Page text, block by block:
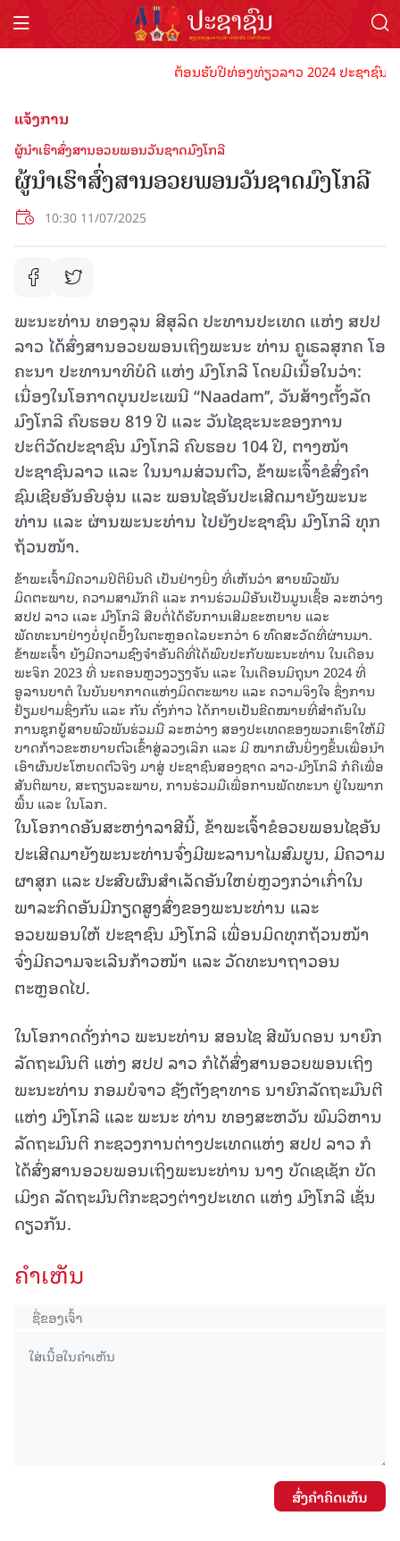
ຕ້ອນຮັບປີທ່ອງທ່ຽວລາວ 2024 ປະຊາຊົນ
ແຈ້ງການ
ຜູ້ນຳເຮົາສົ່ງສານອວຍພອນວັນຊາດມົງໂກລີ
ຜູ້ນຳເຮົາສົ່ງສານອວຍພອນວັນຊາດມົງໂກລີ
10:30 11/07/2025
ພະນະທ່ານ ທອງລຸນ ສີສຸລິດ ປະທານປະເທດ ແຫ່ງ ສປປ
ລາວ ໄດ້ສົ່ງສານອວຍພອນເຖິງພະນະ ທ່ານ ຄູເຣລສຸກຄ ໂອ
ຄະນາ ປະທານາທິບໍດີ ແຫ່ງ ມົງໂກລີ ໂດຍມີເນື້ອໃນວ່າ:
ເນື່ອງໃນໂອກາດບຸນປະເພນີ “Naadam’’, ວັນສ້າງຕັ້ງລັດ
ມົງໂກລີ ຄົບຮອບ 819 ປີ ແລະ ວັນໄຊຊະນະຂອງການ
ປະຕິວັດປະຊາຊົນ ມົງໂກລີ ຄົບຮອບ 104 ປີ, ຕາງໜ້າ
ປະຊາຊົນລາວ ແລະ ໃນນາມສ່ວນຕົວ, ຂ້າພະເຈົ້າຂໍສົ່ງຄຳ
ຊົມເຊີຍອັນອົບອຸ່ນ ແລະ ພອນໄຊອັນປະເສີດມາຍັງພະນະ
ທ່ານ ແລະ ຜ່ານພະນະທ່ານ ໄປຍັງປະຊາຊົນ ມົງໂກລີ ທຸກ
ຖ້ວນໜ້າ.
ຂ້າພະເຈົ້າມີຄວາມປິຕິຍິນດີ ເປັນຢ່າງຍິ່ງ ທີ່ເຫັນວ່າ ສາຍພົວພັນ
ມິດຕະພາບ, ຄວາມສາມັກຄີ ແລະ ການຮ່ວມມືອັນເປັນມູນເຊື້ອ ລະຫວ່າງ
ສປປ ລາວ ເເລະ ມົງໂກລີ ສືບຕໍ່ໄດ້ຮັບການເສີມຂະຫຍາຍ ແລະ
ພັດທະນາຢ່າງບໍ່ຢຸດຢັ້ງໃນຕະຫຼອດໄລຍະກວ່າ 6 ທົດສະວັດທີ່ຜ່ານມາ.
ຂ້າພະເຈົ້າ ຍັງມີຄວາມຊົງຈໍາອັນດີທີ່ໄດ້ພົບປະກັບພະນະທ່ານ ໃນເດືອນ
ພະຈິກ 2023 ທີ່ ນະຄອນຫຼວງວຽງຈັນ ແລະ ໃນເດືອນມິຖຸນາ 2024 ທີ່
ອູລານບາຕໍ ໃນບັນຍາກາດແຫ່ງມິດຕະພາບ ແລະ ຄວາມຈິງໃຈ ຊຶ່ງການ
ຢ້ຽມຢາມຊຶ່ງກັນ ແລະ ກັນ ດັ່ງກ່າວ ໄດ້ກາຍເປັນຂີດໝາຍທີ່ສໍາຄັນໃນ
ການຊຸກຍູ້ສາຍພົວພັນຮ່ວມມື ລະຫວ່າງ ສອງປະເທດຂອງພວກເຮົາໃຫ້ມີ
ບາດກ້າວຂະຫຍາຍຕົວເຂົ້າສູ່ລວງເລິກ ແລະ ມີ ໝາກຜົນຍິ່ງໆຂຶ້ນເພື່ອນໍາ
ເອົາຜົນປະໂຫຍດຕົວຈິງ ມາສູ່ ປະຊາຊົນສອງຊາດ ລາວ-ມົງໂກລີ ກໍຄືເພື່ອ
ສັນຕິພາບ, ສະຖຽນລະພາບ, ການຮ່ວມມືເພື່ອການພັດທະນາ ຢູ່ໃນພາກ
ພື້ນ ແລະ ໃນໂລກ.
ໃນໂອກາດອັນສະຫງ່າລາສີນີ້, ຂ້າພະເຈົ້າຂໍອວຍພອນໄຊອັນ
ປະເສີດມາຍັງພະນະທ່ານຈົ່ງມີພະລານາໄມສົມບູນ, ມີຄວາມ
ຜາສຸກ ແລະ ປະສົບຜົນສໍາເລັດອັນໃຫຍ່ຫຼວງກວ່າເກົ່າໃນ
ພາລະກິດອັນມີກຽດສູງສົ່ງຂອງພະນະທ່ານ ແລະ
ອວຍພອນໃຫ້ ປະຊາຊົນ ມົງໂກລີ ເພື່ອນມິດທຸກຖ້ວນໜ້າ
ຈົ່ງມີຄວາມຈະເລີນກ້າວໜ້າ ແລະ ວັດທະນາຖາວອນ
ຕະຫຼອດໄປ.
ໃນໂອກາດດັ່ງກ່າວ ພະນະທ່ານ ສອນໄຊ ສີພັນດອນ ນາຍົກ
ລັດຖະມົນຕີ ແຫ່ງ ສປປ ລາວ ກໍໄດ້ສົ່ງສານອວຍພອນເຖິງ
ພະນະທ່ານ ກອມບໍຈາວ ຊັງຕັງຊາທາຣ ນາຍົກລັດຖະມົນຕີ
ແຫ່ງ ມົງໂກລີ ແລະ ພະນະ ທ່ານ ທອງສະຫວັນ ພົມວິຫານ
ລັດຖະມົນຕີ ກະຊວງການຕ່າງປະເທດແຫ່ງ ສປປ ລາວ ກໍ
ໄດ້ສົ່ງສານອວຍພອນເຖິງພະນະທ່ານ ນາງ ບັດເຊເຊັກ ບັດ
ເມິງຄ ລັດຖະມົນຕີກະຊວງຕ່າງປະເທດ ແຫ່ງ ມົງໂກລີ ເຊັ່ນ
ດຽວກັນ.
ຄໍາເຫັນ
ສົ່ງຄໍາຄິດເຫັນ